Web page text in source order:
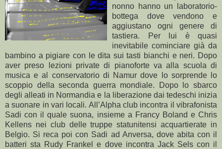
nonno hanno un laboratorio-
bottega dove vendono e
aggiustano ogni genere di
tastiera. Per lui è quasi
inevitabile cominciare già da
bambino a pigiare con le dita sui tasti bianchi e neri. Dopo
aver preso lezioni private di pianoforte va alla scuola di
musica e al conservatorio di Namur dove lo sorprende lo
scoppio della seconda guerra mondiale. Dopo lo sbarco
degli alleati in Normandia e la liberazione dai tedeschi inizia
a suonare in vari locali. All’Alpha club incontra il vibrafonista
Sadi con il quale suona, insieme a Francy Boland e Chris
Kellens nei club delle truppe statunitensi acquartierate in
Belgio. Si reca poi con Sadi ad Anversa, dove abita con il
batteri sta Rudy Frankel e dove incontra Jack Sels con il